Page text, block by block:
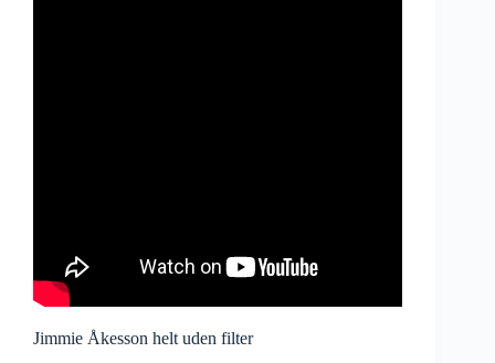
Jimmie Åkesson helt uden filter